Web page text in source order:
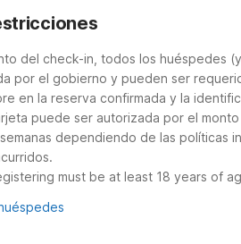
del check-in, todos los huéspedes
por el gobierno y pueden ser
en la reserva confirmada y la
puede ser autorizada por el
dependiendo de las políticas
must be at least 18 years of